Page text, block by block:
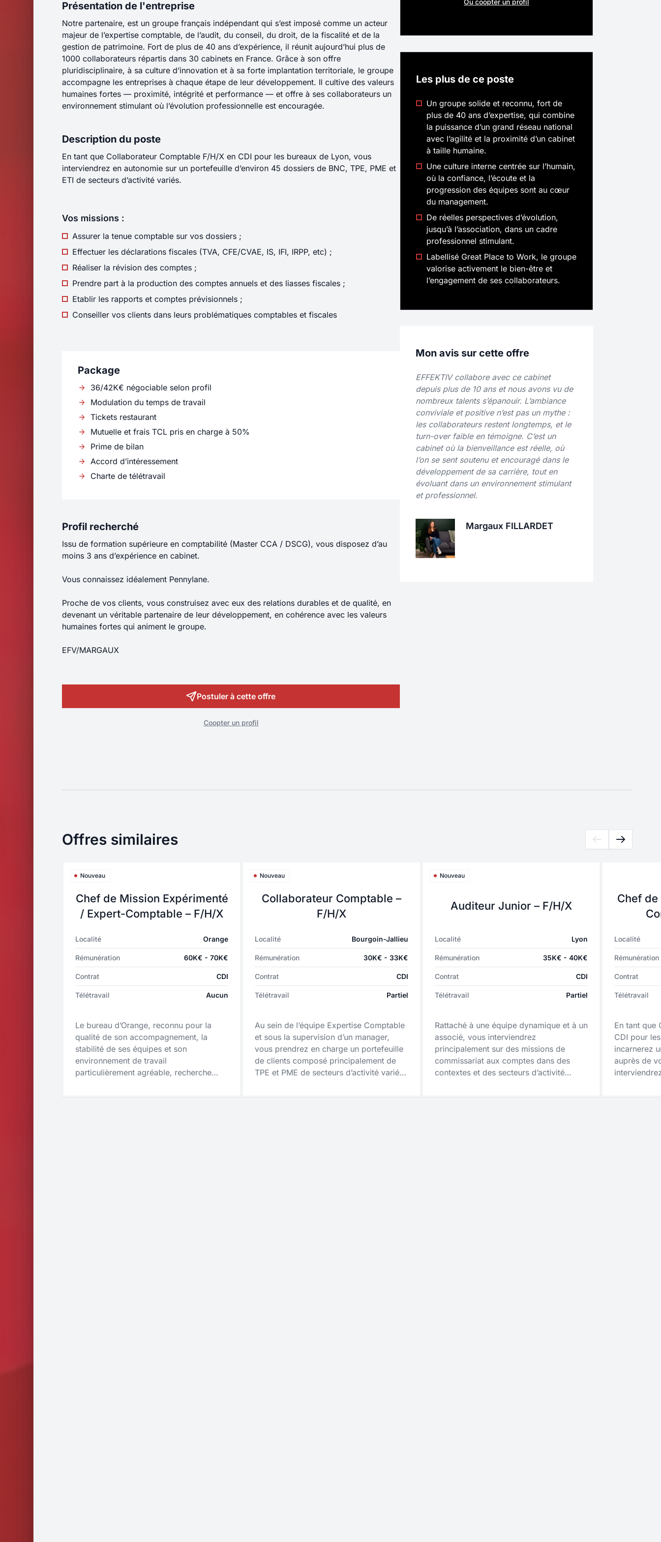
Cabinet de
recrutement,
révélateur
de talents.
Présentation de l'entreprise
Notre partenaire, est un groupe français indépendant qui s’est imposé comme un acteur
majeur de l’expertise comptable, de l’audit, du conseil, du droit, de la fiscalité et de la
gestion de patrimoine. Fort de plus de 40 ans d’expérience, il réunit aujourd’hui plus de
1000 collaborateurs répartis dans 30 cabinets en France. Grâce à son offre
pluridisciplinaire, à sa culture d’innovation et à sa forte implantation territoriale, le groupe
accompagne les entreprises à chaque étape de leur développement. Il cultive des valeurs
humaines fortes — proximité, intégrité et performance — et offre à ses collaborateurs un
environnement stimulant où l’évolution professionnelle est encouragée.
Description du poste
En tant que Collaborateur Comptable F/H/X en CDI pour les bureaux de Lyon, vous
interviendrez en autonomie sur un portefeuille d’environ 45 dossiers de BNC, TPE, PME et
ETI de secteurs d’activité variés.
Vos missions :
Assurer la tenue comptable sur vos dossiers ;
Effectuer les déclarations fiscales (TVA, CFE/CVAE, IS, IFI, IRPP, etc) ;
Réaliser la révision des comptes ;
Prendre part à la production des comptes annuels et des liasses fiscales ;
Etablir les rapports et comptes prévisionnels ;
Conseiller vos clients dans leurs problématiques comptables et fiscales
Package
36/42K€ négociable selon profil
Modulation du temps de travail
Tickets restaurant
Mutuelle et frais TCL pris en charge à 50%
Prime de bilan
Accord d’intéressement
Charte de télétravail
Profil recherché
Issu de formation supérieure en comptabilité (Master CCA / DSCG), vous disposez d’au
moins 3 ans d’expérience en cabinet.
Vous connaissez idéalement Pennylane.
Proche de vos clients, vous construisez avec eux des relations durables et de qualité, en
devenant un véritable partenaire de leur développement, en cohérence avec les valeurs
humaines fortes qui animent le groupe.
EFV/MARGAUX
Postuler à cette offre
Coopter un profil
Ou coopter un profil
Les plus de ce poste
Un groupe solide et reconnu, fort de
plus de 40 ans d’expertise, qui combine
la puissance d’un grand réseau national
avec l’agilité et la proximité d’un cabinet
à taille humaine.
Une culture interne centrée sur l’humain,
où la confiance, l’écoute et la
progression des équipes sont au cœur
du management.
De réelles perspectives d’évolution,
jusqu’à l’association, dans un cadre
professionnel stimulant.
Labellisé Great Place to Work, le groupe
valorise activement le bien-être et
l’engagement de ses collaborateurs.
Mon avis sur cette offre
EFFEKTIV collabore avec ce cabinet
depuis plus de 10 ans et nous avons vu de
nombreux talents s’épanouir. L’ambiance
conviviale et positive n’est pas un mythe :
les collaborateurs restent longtemps, et le
turn-over faible en témoigne. C’est un
cabinet où la bienveillance est réelle, où
l’on se sent soutenu et encouragé dans le
développement de sa carrière, tout en
évoluant dans un environnement stimulant
et professionnel.
Margaux FILLARDET
Offres similaires
Nouveau
Chef de Mission Expérimenté
/ Expert-Comptable – F/H/X
Localité Orange
Rémunération 60K€ - 70K€
Contrat CDI
Télétravail Aucun
Le bureau d’Orange, reconnu pour la
qualité de son accompagnement, la
stabilité de ses équipes et son
environnement de travail
particulièrement agréable, recherche
Nouveau
Collaborateur Comptable –
F/H/X
Localité Bourgoin-Jallieu
Rémunération 30K€ - 33K€
Contrat CDI
Télétravail Partiel
Au sein de l’équipe Expertise Comptable
et sous la supervision d’un manager,
vous prendrez en charge un portefeuille
de clients composé principalement de
TPE et PME de secteurs d’activité variés.
Nouveau
Auditeur Junior – F/H/X
Localité Lyon
Rémunération 35K€ - 40K€
Contrat CDI
Télétravail Partiel
Rattaché à une équipe dynamique et à un
associé, vous interviendrez
principalement sur des missions de
commissariat aux comptes dans des
contextes et des secteurs d’activité
Chef
Localité
Rémunération
Contrat
Télétravail
En tant que
CDI pour
incarnerez
auprès de
Pièce jointes*
Déposer un CV (PDF)
En soumettant ce formulaire, vous accepteznotre politique de gestion des données
personnelles. *
Envoyer votre candidature
Qui souhaitez-vous coopter ?
Prénom* Nom *
Mail* Téléphone *
notre politique de gestion des données
personnelles. *
Envoyer votre candidature